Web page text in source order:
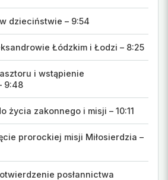
dzieciństwie – 9:54
Łódzkim i Łodzi – 8:25
i wstąpienie
9:48
życia zakonnego i misji – 10:11
prorockiej misji Miłosierdzia –
posłannictwa